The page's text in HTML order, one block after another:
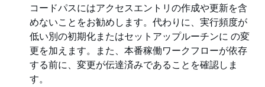
コードパスにはアクセスエントリの作成や更新を含
めないことをお勧めします。代わりに、実行頻度が
低い別の初期化またはセットアップルーチンに の変
更を加えます。また、本番稼働ワークフローが依存
する前に、変更が伝達済みであることを確認しま
す。